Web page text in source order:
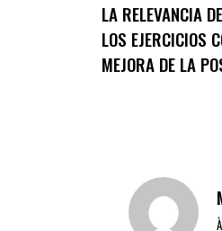
LA RELEVANCIA
LOS EJERCICIOS
MEJORA DE LA